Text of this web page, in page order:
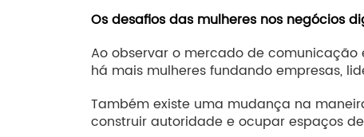
Os desafios das mulheres nos negócios
Ao observar o mercado de
há mais mulheres fundando empresas,
Também existe uma mudança na
construir autoridade e ocupar espaços